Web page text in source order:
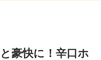
豪快に！辛口ホ